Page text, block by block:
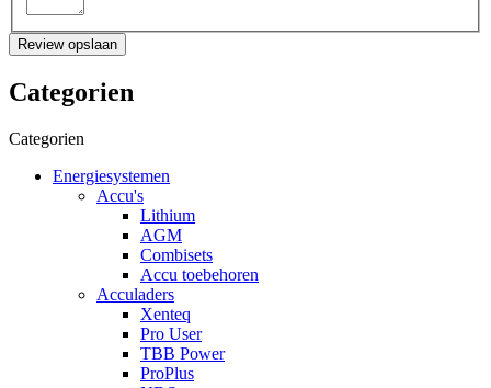
Review opslaan
Categorien
Categorien
Energiesystemen
Accu's
Lithium
AGM
Combisets
Accu toebehoren
Acculaders
Xenteq
Pro User
TBB Power
ProPlus